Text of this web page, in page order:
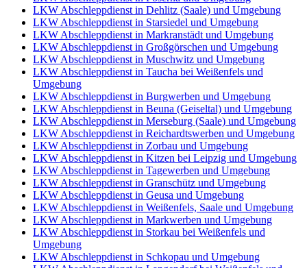
LKW Abschleppdienst in Dehlitz (Saale) und Umgebung
LKW Abschleppdienst in Starsiedel und Umgebung
LKW Abschleppdienst in Markranstädt und Umgebung
LKW Abschleppdienst in Großgörschen und Umgebung
LKW Abschleppdienst in Muschwitz und Umgebung
LKW Abschleppdienst in Taucha bei Weißenfels und
Umgebung
LKW Abschleppdienst in Burgwerben und Umgebung
LKW Abschleppdienst in Beuna (Geiseltal) und Umgebung
LKW Abschleppdienst in Merseburg (Saale) und Umgebung
LKW Abschleppdienst in Reichardtswerben und Umgebung
LKW Abschleppdienst in Zorbau und Umgebung
LKW Abschleppdienst in Kitzen bei Leipzig und Umgebung
LKW Abschleppdienst in Tagewerben und Umgebung
LKW Abschleppdienst in Granschütz und Umgebung
LKW Abschleppdienst in Geusa und Umgebung
LKW Abschleppdienst in Weißenfels, Saale und Umgebung
LKW Abschleppdienst in Markwerben und Umgebung
LKW Abschleppdienst in Storkau bei Weißenfels und
Umgebung
LKW Abschleppdienst in Schkopau und Umgebung